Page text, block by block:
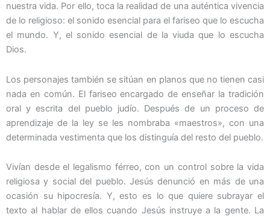
nuestra vida. Por ello, toca la realidad de una auténtica vivencia
de lo religioso: el sonido esencial para el fariseo que lo escucha
el mundo. Y, el sonido esencial de la viuda que lo escucha
Dios.
Los personajes también se sitúan en planos que no tienen casi
nada en común. El fariseo encargado de enseñar la tradición
oral y escrita del pueblo judío. Después de un proceso de
aprendizaje de la ley se les nombraba «maestros», con una
determinada vestimenta que los distinguía del resto del pueblo.
Vivían desde el legalismo férreo, con un control sobre la vida
religiosa y social del pueblo. Jesús denunció en más de una
ocasión su hipocresía. Y, esto es lo que quiere subrayar el
texto al hablar de ellos cuando Jesús instruye a la gente. La